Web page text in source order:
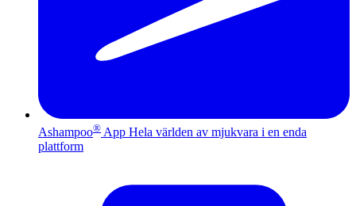
Ashampoo® App Hela världen av mjukvara i en enda
plattform